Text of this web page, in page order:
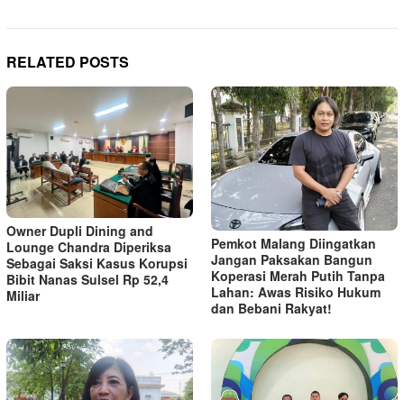
RELATED POSTS
Owner Dupli Dining and
Lounge Chandra Diperiksa
Sebagai Saksi Kasus Korupsi
Bibit Nanas Sulsel Rp 52,4
Miliar
Pemkot Malang Diingatkan
Jangan Paksakan Bangun
Koperasi Merah Putih Tanpa
Lahan: Awas Risiko Hukum
dan Bebani Rakyat!